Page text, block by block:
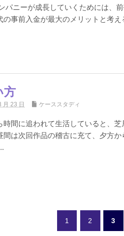
パニーが成長していくためには、
事前入金が最大のメリットと考
方
月 23 日 ケーススタディ
間に追われて生活していると、
は次回作品の稽古に充て、夕方
1 2 3